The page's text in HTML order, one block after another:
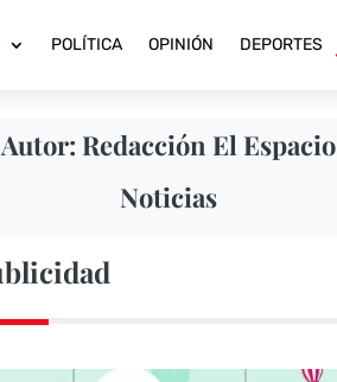
POLÍTICA OPINIÓN DEPORTES
Autor: Redacción El Espacio
Noticias